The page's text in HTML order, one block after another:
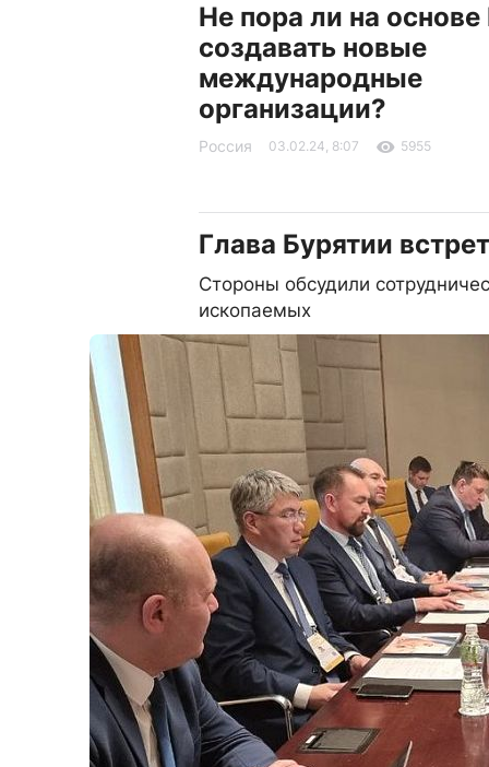
Не пора ли на
создавать новые
международные
организации?
Россия 03.02.24, 8:07 5955
Глава Бурятии
Стороны обсудили
ископаемых